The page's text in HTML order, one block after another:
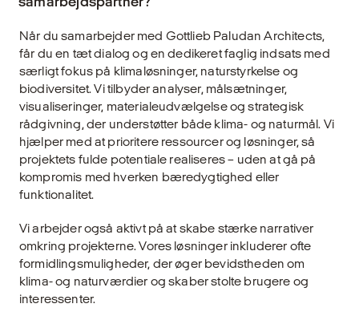
Når du samarbejder med Gottlieb Paludan Architects,
får du en tæt dialog og en dedikeret faglig indsats med
særligt fokus på klimaløsninger, naturstyrkelse og
biodiversitet. Vi tilbyder analyser, målsætninger,
visualiseringer, materialeudvælgelse og strategisk
rådgivning, der understøtter både klima- og naturmål. Vi
hjælper med at prioritere ressourcer og løsninger, så
projektets fulde potentiale realiseres – uden at gå på
kompromis med hverken bæredygtighed eller
funktionalitet.
Vi arbejder også aktivt på at skabe stærke narrativer
omkring projekterne. Vores løsninger inkluderer ofte
formidlingsmuligheder, der øger bevidstheden om
klima- og naturværdier og skaber stolte brugere og
interessenter.